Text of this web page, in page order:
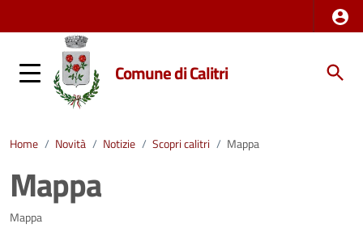
Comune di Calitri
Home / Novità / Notizie / Scopri calitri / Mappa
Mappa
Dettagli della notizia
Mappa